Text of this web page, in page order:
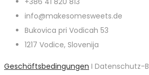
info@makesomesweets.de
Bukovica pri Vodicah 53
1217 Vodice, Slovenija
Geschäftsbedingungen I Datenschutz-